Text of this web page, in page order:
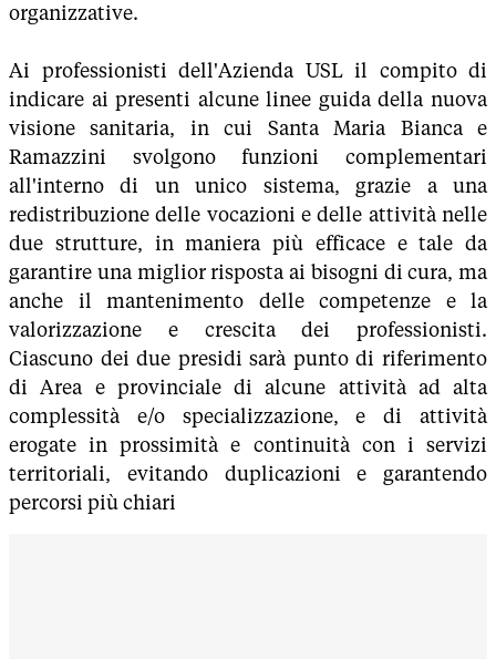
organizzative.
Ai professionisti dell'Azienda USL il compito di
indicare ai presenti alcune linee guida della nuova
visione sanitaria, in cui Santa Maria Bianca e
Ramazzini svolgono funzioni complementari
all'interno di un unico sistema, grazie a una
redistribuzione delle vocazioni e delle attività nelle
due strutture, in maniera più efficace e tale da
garantire una miglior risposta ai bisogni di cura, ma
anche il mantenimento delle competenze e la
valorizzazione e crescita dei professionisti.
Ciascuno dei due presidi sarà punto di riferimento
di Area e provinciale di alcune attività ad alta
complessità e/o specializzazione, e di attività
erogate in prossimità e continuità con i servizi
territoriali, evitando duplicazioni e garantendo
percorsi più chiari